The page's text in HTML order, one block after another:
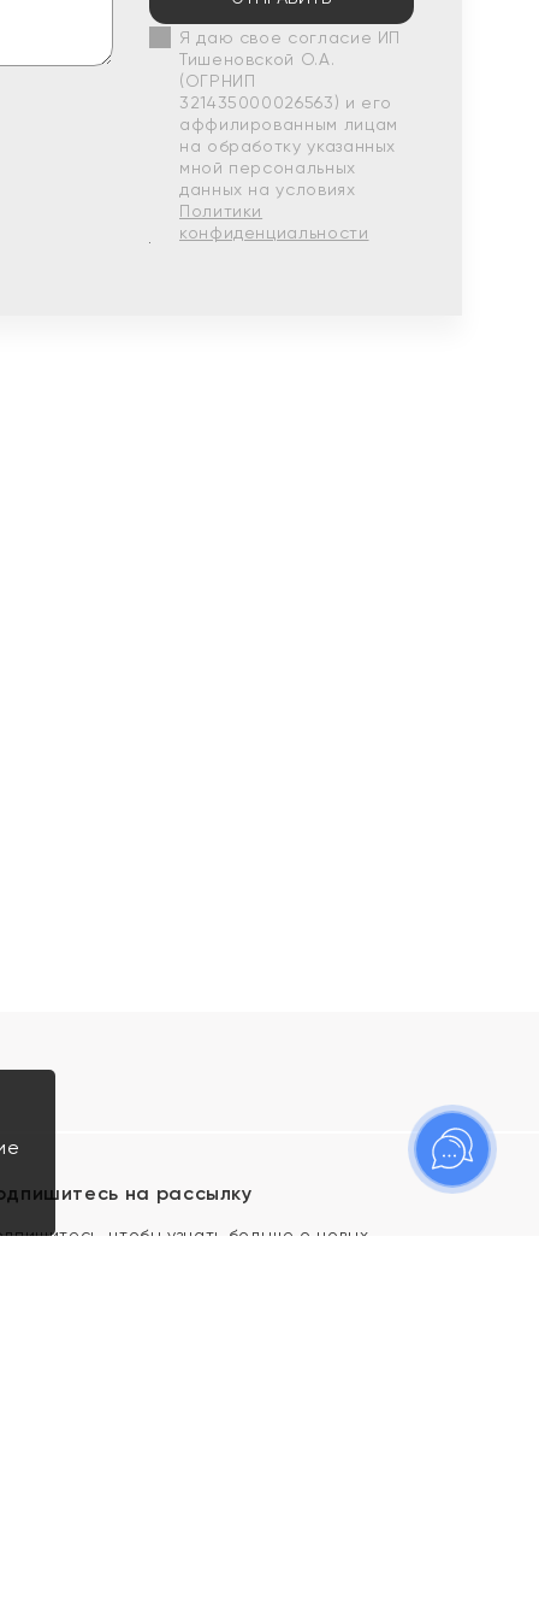
Я даю свое согласие ИП
Тишеновской О.А.
(ОГРНИП
321435000026563) и его
аффилированным лицам
на обработку указанных
мной персональных
данных на условиях
Политики
конфиденциальности
на рассылку
чтобы узнать больше о новых